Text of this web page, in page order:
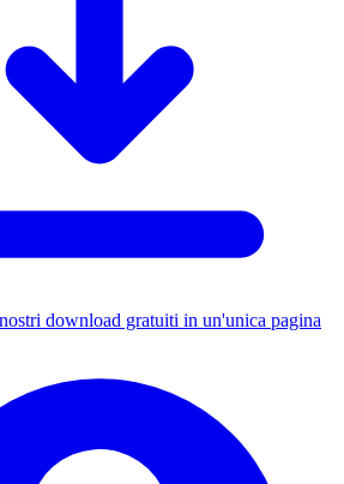
download gratuiti in un'unica pagina